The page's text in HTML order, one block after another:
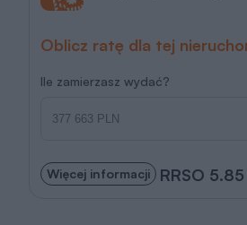
Oblicz ratę dla tej
Ile zamierzasz wydać?
Więcej informacji RRSO